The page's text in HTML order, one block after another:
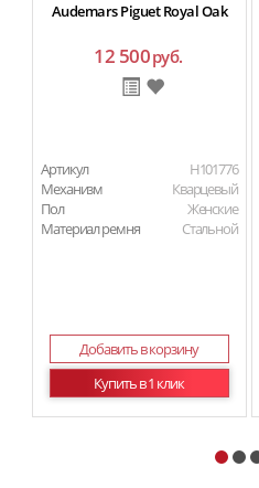
Audemars Piguet Royal Oak
12 500руб.
Артикул
H101776
Механизм
Кварцевый
Пол
Женские
Материал ремня
Стальной
Добавить в корзину
Купить в 1 клик